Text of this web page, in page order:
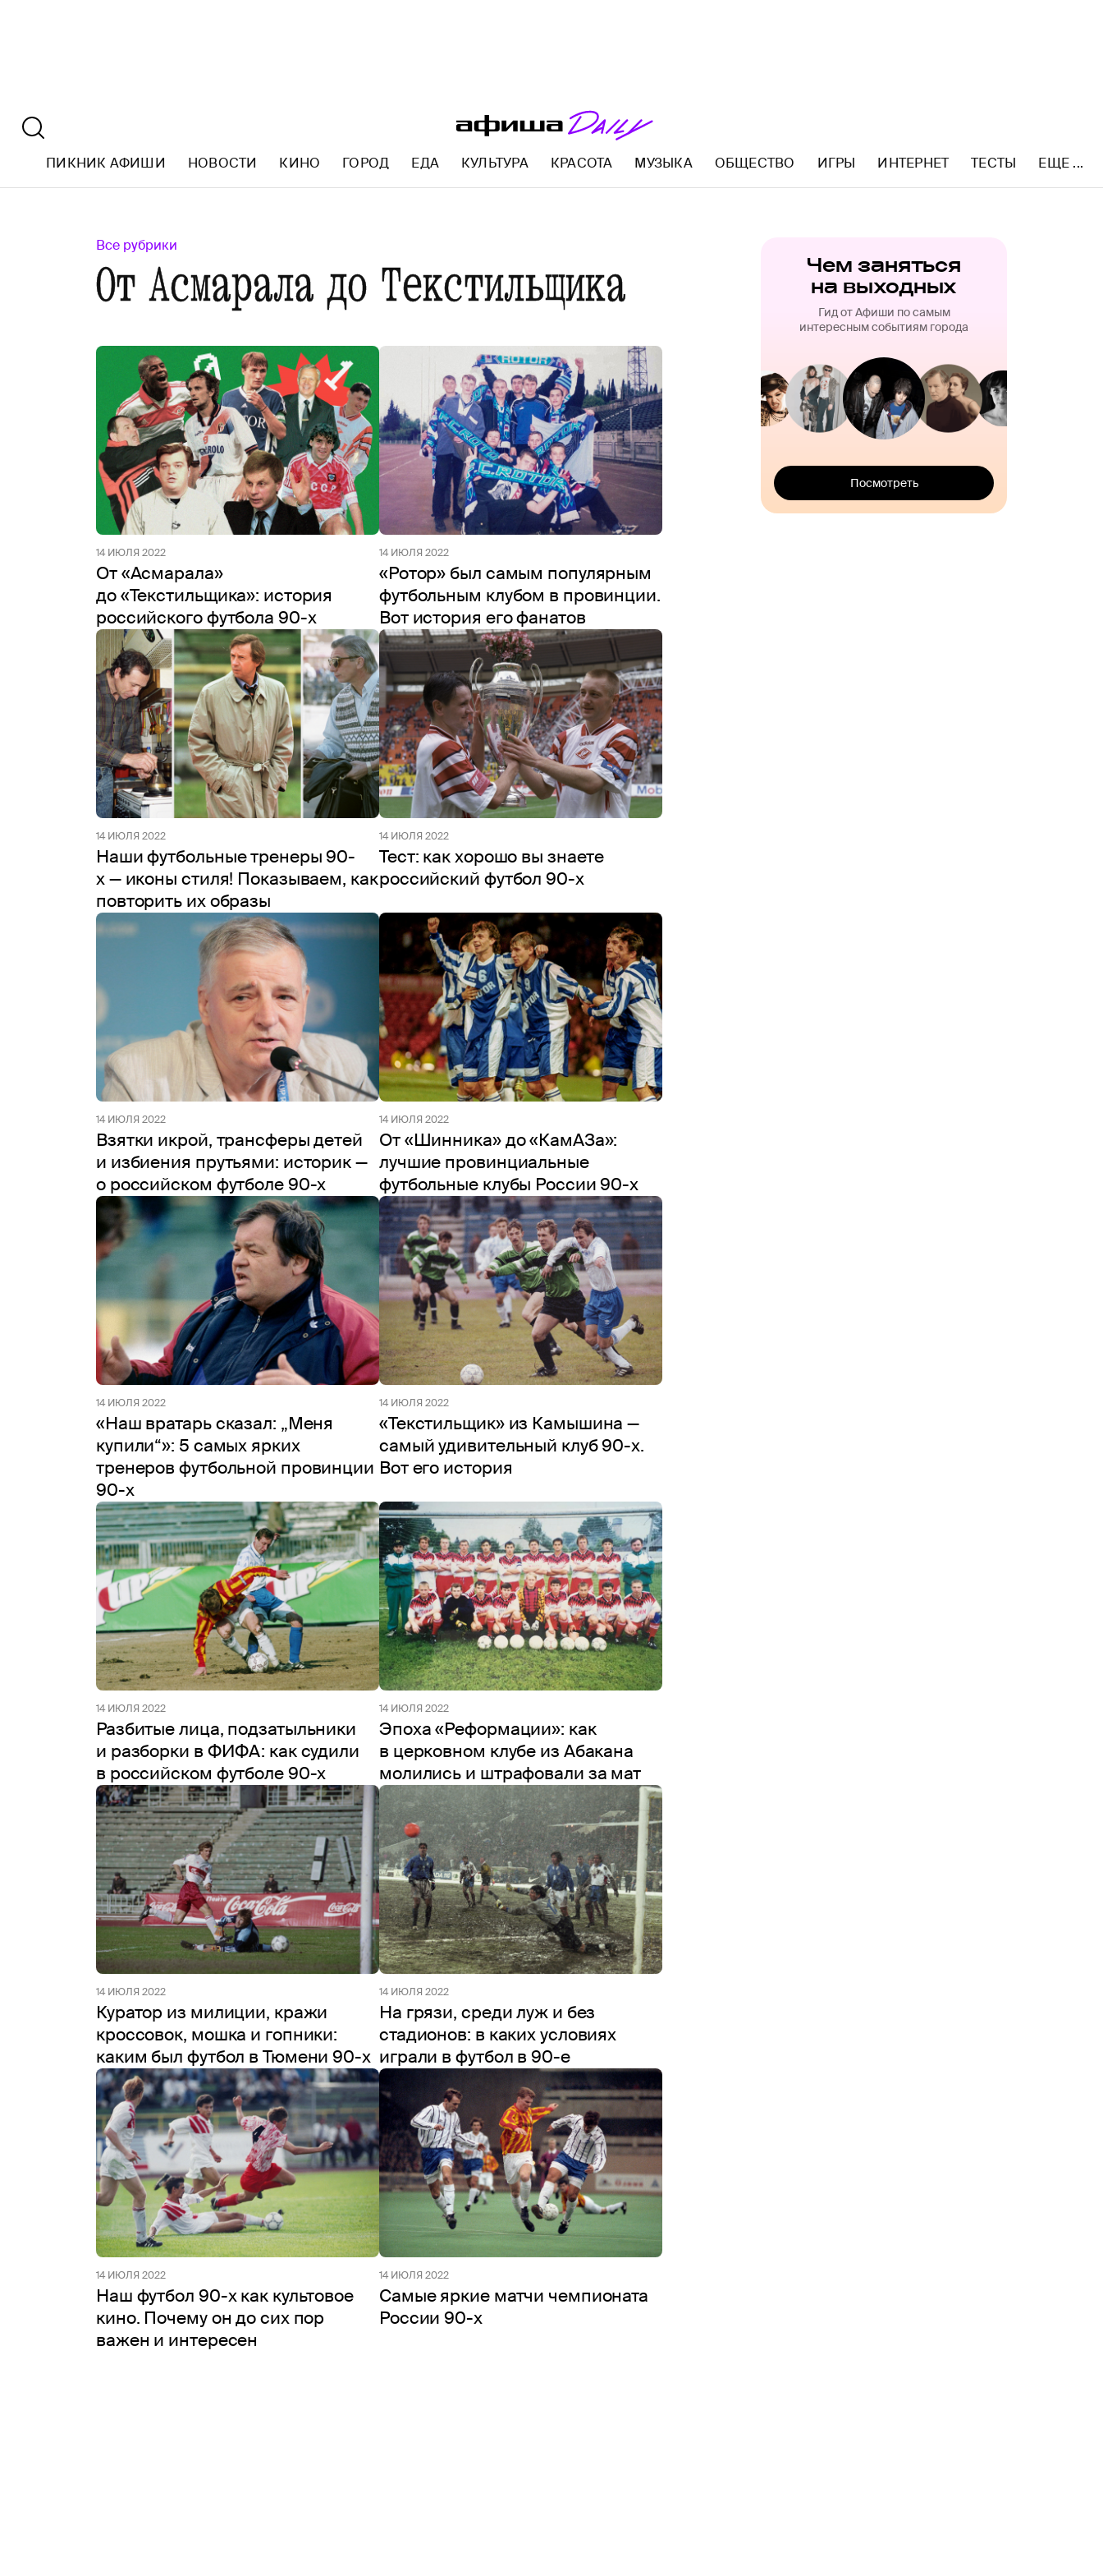
ПИКНИК АФИШИ НОВОСТИ КИНО ГОРОД ЕДА КУЛЬТУРА КРАСОТА МУЗЫКА ОБЩЕСТВО ИГРЫ ИНТЕРНЕТ
ТЕСТЫ
AFISHA.RU
ЕЩЕ ...
Все рубрики
От Асмарала до Текстильщика
14 ИЮЛЯ 2022
От «Асмарала»
до «Текстильщика»: история
российского футбола 90-х
14 ИЮЛЯ 2022
«Ротор» был самым популярным
футбольным клубом в провинции.
Вот история его фанатов
14 ИЮЛЯ 2022
Наши футбольные тренеры 90-
х — иконы стиля! Показываем, как
повторить их образы
14 ИЮЛЯ 2022
Тест: как хорошо вы знаете
российский футбол 90-х
14 ИЮЛЯ 2022
Взятки икрой, трансферы детей
и избиения прутьями: историк —
о российском футболе 90-х
14 ИЮЛЯ 2022
От «Шинника» до «КамАЗа»:
лучшие провинциальные
футбольные клубы России 90-х
14 ИЮЛЯ 2022
«Наш вратарь сказал: „Меня
купили“»: 5 самых ярких
тренеров футбольной провинции
90-х
14 ИЮЛЯ 2022
«Текстильщик» из Камышина —
самый удивительный клуб 90-х.
Вот его история
14 ИЮЛЯ 2022
Разбитые лица, подзатыльники
и разборки в ФИФА: как судили
в российском футболе 90-х
14 ИЮЛЯ 2022
Эпоха «Реформации»: как
в церковном клубе из Абакана
молились и штрафовали за мат
14 ИЮЛЯ 2022
Куратор из милиции, кражи
кроссовок, мошка и гопники:
каким был футбол в Тюмени 90-х
14 ИЮЛЯ 2022
На грязи, среди луж и без
стадионов: в каких условиях
играли в футбол в 90-е
14 ИЮЛЯ 2022
Наш футбол 90-х как культовое
кино. Почему он до сих пор
важен и интересен
14 ИЮЛЯ 2022
Самые яркие матчи чемпионата
России 90-х
Чем заняться
на выходных
Гид от Афиши по самым
интересным событиям города
Посмотреть